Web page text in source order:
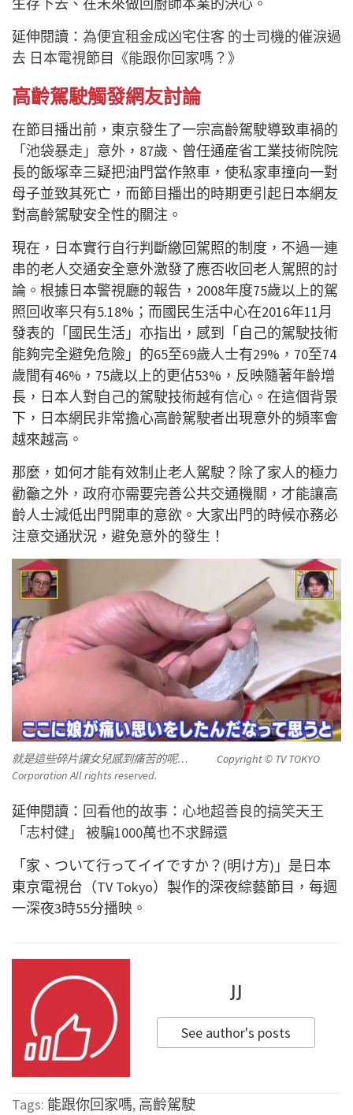
生存下去、在未來做回廚師本業的決心。
延伸閱讀： 為便宜租金成凶宅住客 的士司機的催淚過
去 日本電視節目《能跟你回家嗎？》
高齡駕駛觸發網友討論
在節目播出前，東京發生了一宗高齡駕駛導致車禍的
「池袋暴走」意外 ，87歲、曾任通産省工業技術院院
長的飯塚幸三疑把油門當作煞車，使私家車撞向一對
母子並致其死亡，而節目播出的時期更引起日本網友
對高齡駕駛安全性的關注。
現在，日本實行自行判斷繳回駕照的制度，不過一連
串的老人交通安全意外激發了應否收回老人駕照的討
論。根據日本警視廳的報告，2008年度75歲以上的駕
照回收率只有5.18%；而國民生活中心在2016年11月
發表的「國民生活」亦指出，感到「自己的駕駛技術
能夠完全避免危險」的65至69歲人士有29%，70至74
歲間有46%，75歲以上的更佔53%，反映隨著年齡增
長，日本人對自己的駕駛技術越有信心。在這個背景
下，日本網民非常擔心高齡駕駛者出現意外的頻率會
越來越高。
那麼，如何才能有效制止老人駕駛？除了家人的極力
勸籲之外，政府亦需要完善公共交通機關，才能讓高
齡人士減低出門開車的意欲。大家出門的時候亦務必
注意交通狀況，避免意外的發生！
就是這些碎片讓女兒感到痛苦的呢… Copyright © TV TOKYO
Corporation All rights reserved.
延伸閱讀： 回看他的故事：心地超善良的搞笑天王
「志村健」 被騙1000萬也不求歸還
「家、ついて行ってイイですか？(明け方)」是日本
東京電視台（TV Tokyo）製作的深夜綜藝節目，每週
一深夜3時55分播映。
JJ
See author's posts
Tags: 能跟你回家嗎, 高齡駕駛